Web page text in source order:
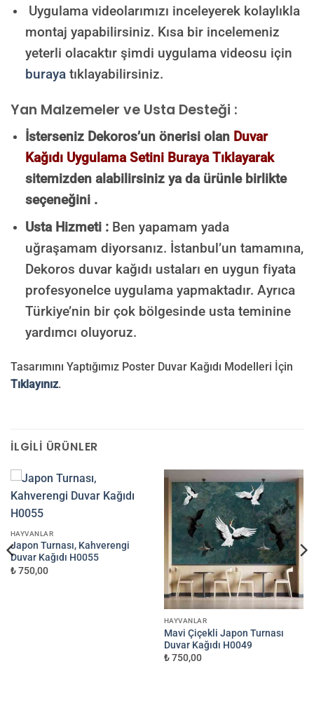
Uygulama videolarımızı inceleyerek kolaylıkla
montaj yapabilirsiniz. Kısa bir incelemeniz
yeterli olacaktır şimdi uygulama videosu için
burayatıklayabilirsiniz.
Yan Malzemeler ve Usta Desteği :
İsterseniz Dekoros’un önerisi olan Duvar
Kağıdı Uygulama Setini Buraya Tıklayarak
sitemizden alabilirsiniz ya da ürünle birlikte
seçeneğini .
Usta Hizmeti :Ben yapamam yada
uğraşamam diyorsanız. İstanbul’un tamamına,
Dekoros duvar kağıdı ustaları en uygun fiyata
profesyonelce uygulama yapmaktadır. Ayrıca
Türkiye’nin bir çok bölgesinde usta teminine
yardımcı oluyoruz.
Tasarımını Yaptığımız Poster Duvar Kağıdı Modelleri İçin
Tıklayınız.
İLGILI ÜRÜNLER
HAYVANLAR
Japon Turnası, Kahverengi
Duvar Kağıdı H0055
₺ 750,00
HAYVANLAR
Mavi Çiçekli Japon Turnası
Duvar Kağıdı H0049
₺ 750,00